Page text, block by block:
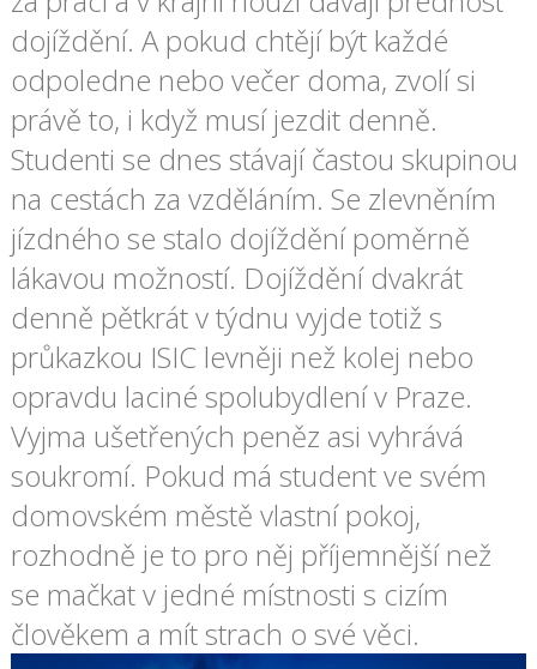
dojíždění. A pokud chtějí být každé
odpoledne nebo večer doma, zvolí si
právě to, i když musí jezdit denně.
Studenti se dnes stávají častou skupinou
na cestách za vzděláním. Se zlevněním
jízdného se stalo dojíždění poměrně
lákavou možností. Dojíždění dvakrát
denně pětkrát v týdnu vyjde totiž s
průkazkou ISIC levněji než kolej nebo
opravdu laciné spolubydlení v Praze.
Vyjma ušetřených peněz asi vyhrává
soukromí. Pokud má student ve svém
domovském městě vlastní pokoj,
rozhodně je to pro něj příjemnější než
se mačkat v jedné místnosti s cizím
člověkem a mít strach o své věci.